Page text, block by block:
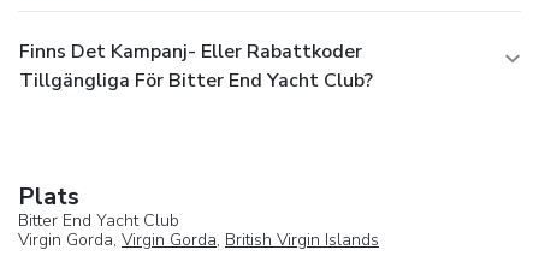
Finns Det Kampanj- Eller Rabattkoder
Tillgängliga För Bitter End Yacht Club?
Plats
Bitter End Yacht Club
Virgin Gorda, Virgin Gorda, British Virgin Islands